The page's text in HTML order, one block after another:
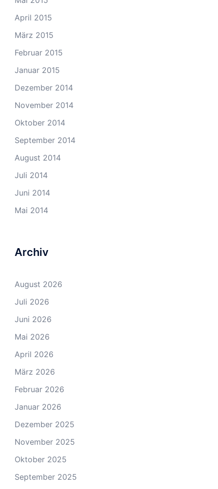
April 2015
März 2015
Februar 2015
Januar 2015
Dezember 2014
November 2014
Oktober 2014
September 2014
August 2014
Juli 2014
Juni 2014
Mai 2014
Archiv
August 2026
Juli 2026
Juni 2026
Mai 2026
April 2026
März 2026
Februar 2026
Januar 2026
Dezember 2025
November 2025
Oktober 2025
September 2025